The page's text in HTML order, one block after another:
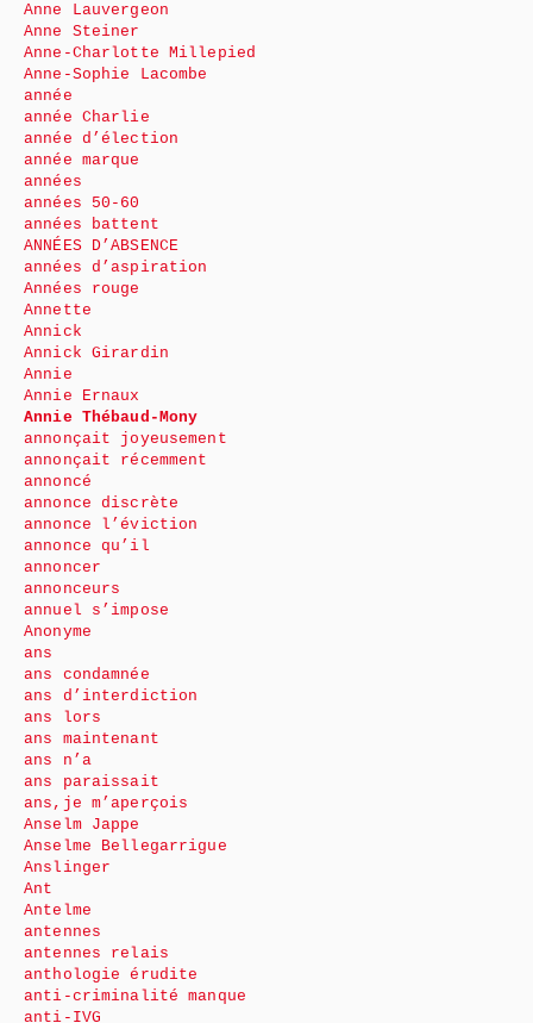
Anne Lauvergeon
Anne Steiner
Anne-Charlotte Millepied
Anne-Sophie Lacombe
année
année Charlie
année d’élection
année marque
années
années 50-60
années battent
ANNÉES D’ABSENCE
années d’aspiration
Années rouge
Annette
Annick
Annick Girardin
Annie
Annie Ernaux
Annie Thébaud-Mony
annonçait joyeusement
annonçait récemment
annoncé
annonce discrète
annonce l’éviction
annonce qu’il
annoncer
annonceurs
annuel s’impose
Anonyme
ans
ans condamnée
ans d’interdiction
ans lors
ans maintenant
ans n’a
ans paraissait
ans,je m’aperçois
Anselm Jappe
Anselme Bellegarrigue
Anslinger
Ant
Antelme
antennes
antennes relais
anthologie érudite
anti-criminalité manque
anti-IVG